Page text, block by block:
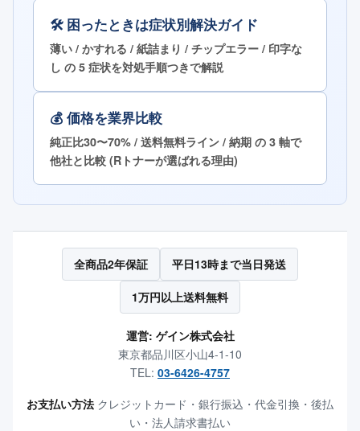
🛠 困ったときは症状別解決ガイド
薄い / かすれる / 紙詰まり / チップエラー / 印字な
し の 5 症状を対処手順つきで解説
💰 価格を業界比較
純正比30〜70% / 送料無料ライン / 納期 の 3 軸で
他社と比較 (Rトナーが選ばれる理由)
全商品2年保証 平日13時まで当日発送
1万円以上送料無料
運営: ゲイン株式会社
東京都品川区小山4-1-10
TEL: 03-6426-4757
お支払い方法 クレジットカード・銀行振込・代金引換・後払
い・法人請求書払い